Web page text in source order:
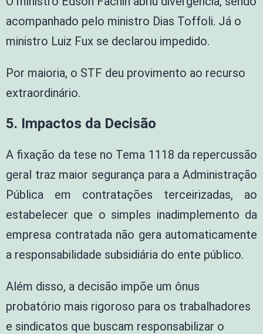
acompanhado pelo ministro Dias Toffoli. Já o
ministro Luiz Fux se declarou impedido.
Por maioria, o STF deu provimento ao recurso
extraordinário.
5. Impactos da Decisão
A fixação da tese no Tema 1118 da repercussão
geral traz maior segurança para a Administração
Pública em contratações terceirizadas, ao
estabelecer que o simples inadimplemento da
empresa contratada não gera automaticamente
a responsabilidade subsidiária do ente público.
Além disso, a decisão impõe um ônus
probatório mais rigoroso para os trabalhadores
e sindicatos que buscam responsabilizar o